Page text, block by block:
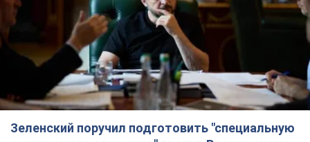
Зеленский поручил подготовить "специальную